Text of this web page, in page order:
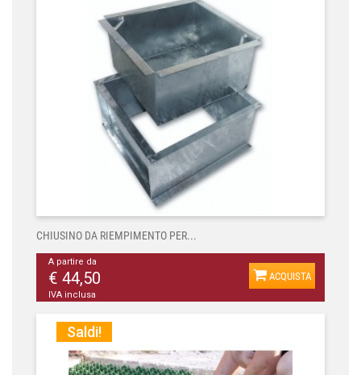
CHIUSINO DA RIEMPIMENTO PER...
A partire da
€ 44,50
IVA inclusa
ACQUISTA
Saldi!